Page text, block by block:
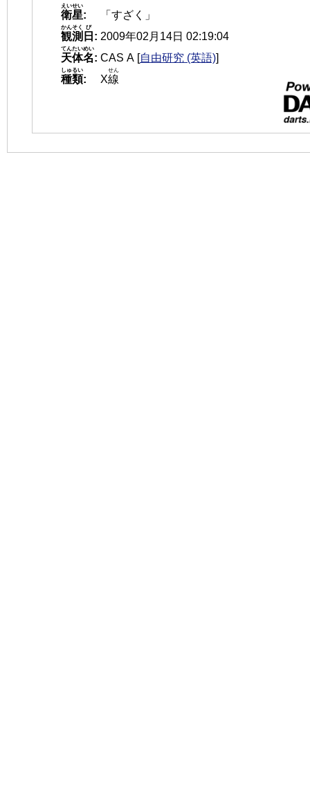
衛星
えいせい
:
「すざく」
観測
かんそく
日
び
: 2009年02月14日 02:19:04
天体名
てんたいめい
: CAS A [自由研究 (英語)]
種類
しゅるい
: X線
せん